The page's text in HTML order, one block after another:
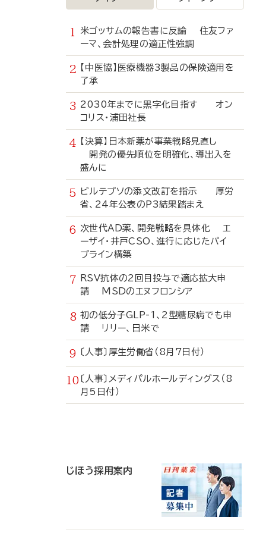
米ゴッサムの報告書に反論 住友ファ
ーマ、会計処理の適正性強調
【中医協】医療機器3製品の保険適用を
了承
2030年までに黒字化目指す オン
コリス・浦田社長
【決算】日本新薬が事業戦略見直し
開発の優先順位を明確化、導出入を
盛んに
ビルテプソの添文改訂を指示 厚労
省、24年公表のP3結果踏まえ
次世代AD薬、開発戦略を具体化 エ
ーザイ・井戸CSO、進行に応じたパイ
プライン構築
RSV抗体の2回目投与で適応拡大申
請 MSDのエヌフロンシア
初の低分子GLP-1、2型糖尿病でも申
請 リリー、日米で
〔人事〕厚生労働省（8月7日付）
〔人事〕メディパルホールディングス（8
月5日付）
じほう採用案内